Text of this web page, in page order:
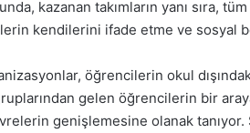
kazanan takımların yanı sıra,
kendilerini ifade etme ve sosyal
öğrencilerin okul
gelen öğrencilerin bir
genişlemesine olanak